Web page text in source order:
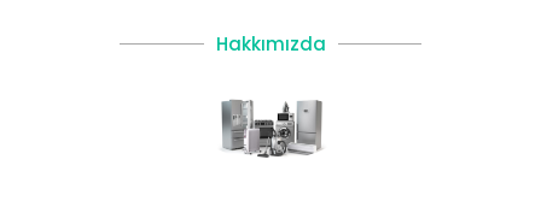
Hakkımızda